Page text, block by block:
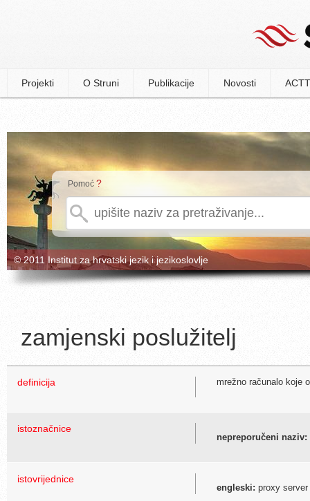
Projekti O Struni Publikacije Novosti
Pomoć ?
© 2011 Institut za hrvatski jezik i jezikoslovlje
zamjenski poslužitelj
definicija mrežno računalo koje
istoznačnice
nepreporučeni naziv:
istovrijednice
engleski: proxy server